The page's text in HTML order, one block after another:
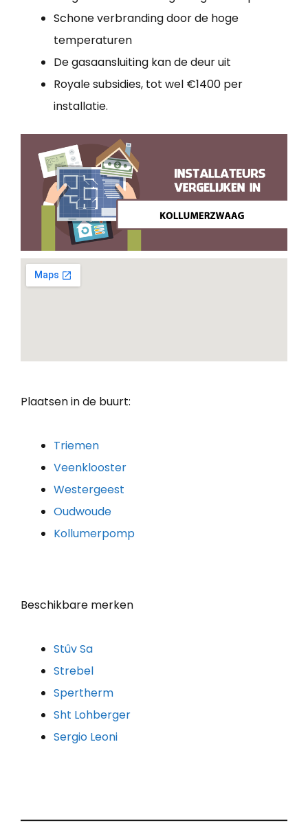
Schone verbranding door de hoge
temperaturen
De gasaansluiting kan de deur uit
Royale subsidies, tot wel €1400 per
installatie.
Plaatsen in de buurt:
Triemen
Veenklooster
Westergeest
Oudwoude
Kollumerpomp
Beschikbare merken
Stûv Sa
Strebel
Spertherm
Sht Lohberger
Sergio Leoni